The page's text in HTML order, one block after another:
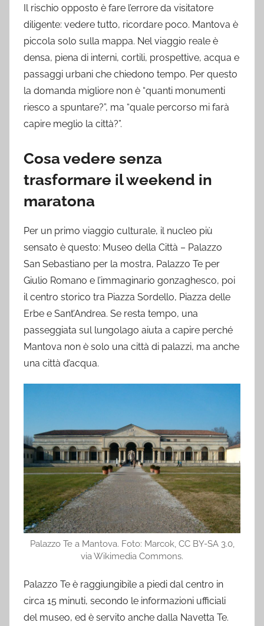
Il rischio opposto è fare l’errore da visitatore
diligente: vedere tutto, ricordare poco. Mantova è
piccola solo sulla mappa. Nel viaggio reale è
densa, piena di interni, cortili, prospettive, acqua e
passaggi urbani che chiedono tempo. Per questo
la domanda migliore non è “quanti monumenti
riesco a spuntare?”, ma “quale percorso mi farà
capire meglio la città?”.
Cosa vedere senza
trasformare il weekend in
maratona
Per un primo viaggio culturale, il nucleo più
sensato è questo: Museo della Città – Palazzo
San Sebastiano per la mostra, Palazzo Te per
Giulio Romano e l’immaginario gonzaghesco, poi
il centro storico tra Piazza Sordello, Piazza delle
Erbe e Sant’Andrea. Se resta tempo, una
passeggiata sul lungolago aiuta a capire perché
Mantova non è solo una città di palazzi, ma anche
una città d’acqua.
Palazzo Te a Mantova. Foto: Marcok, CC BY-SA 3.0,
via Wikimedia Commons.
Palazzo Te è raggiungibile a piedi dal centro in
circa 15 minuti, secondo le informazioni ufficiali
del museo, ed è servito anche dalla Navetta Te.